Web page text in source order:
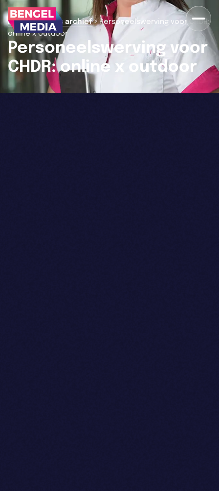
Home>Nieuws archief>Personeelswerving voor CHDR:
online x outdoor
Personeelswerving voor
CHDR: online x outdoor